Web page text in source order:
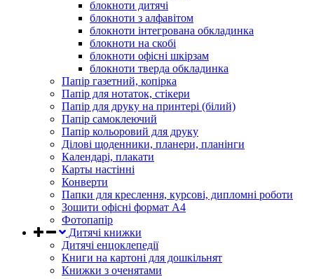
блокноти дитячі
блокноти з алфавітом
блокноти інтегрована обкладинка
блокноти на скобі
блокноти офісні шкірзам
блокноти тверда обкладинка
Папір газетний, копірка
Папір для нотаток, стікери
Папір для друку на принтері (білий)
Папір самоклеючий
Папір кольоровий для друку
Ділові щоденники, планери, планінги
Календарі, плакати
Карты настінні
Конверти
Папки для креслення, курсові, дипломні роботи
Зошити офісні формат А4
Фотопапір
Дитячі книжки
Дитячі енцоклепедії
Книги на картоні для дошкільнят
Книжки з оченятами